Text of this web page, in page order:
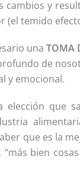
cambios y
(el temido
una TOMA
de
y emocional.
elección que
que es la
bien